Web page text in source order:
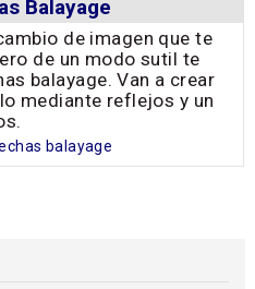
Balayage
de imagen que te
de un modo sutil te
balayage. Van a crear
mediante reflejos y un
balayage